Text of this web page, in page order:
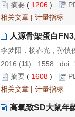
摘要 ( 1206 )
相关文章 | 计量指标
人源骨架蛋白
李梦阳，杨春光，孙慎
2016 (11): 1558. doi:
摘要 ( 1608 )
相关文章 | 计量指标
高氧致SD大鼠年